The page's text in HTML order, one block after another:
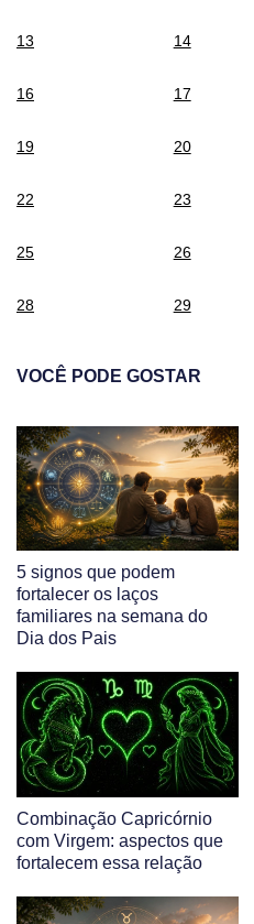
13 14
16 17
19 20
22 23
25 26
28 29
VOCÊ PODE GOSTAR
5 signos que podem
fortalecer os laços
familiares na semana do
Dia dos Pais
Combinação Capricórnio
com Virgem: aspectos que
fortalecem essa relação